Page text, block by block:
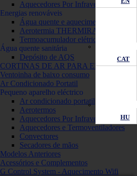
CAT
HU
Aquecedores Por Infravermelhos
Energias renováveis
Água quente e aquecimento solar
Aerotermia THERMIRA Monobloc
Termoacumulador elétrico solar
Água quente sanitária
Depósito de AQS
CORTINAS DE AR PARA EMPRESAS
Ventoinha de baixo consumo
Ar Condicionado Portatil
Pequeno aparelho eléctrico
Ar condicionado portatil
Aerotermos
Aquecedores Por Infravermelhos
Aquecedores e Termoventiladores
Convectores
Secadores de mãos
Modelos Anteriores
Acessórios e Complementos
G Control System - Aquecimento Wifi